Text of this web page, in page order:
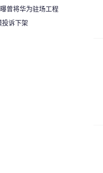
曾将华为驻场工程
投诉下架